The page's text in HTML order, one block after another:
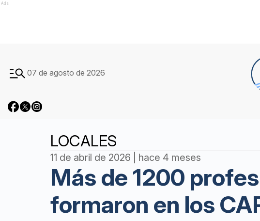
Ads
07 de agosto de 2026
LOCALES
11 de abril de 2026 | hace 4 meses
Más de 1200
formaron en los